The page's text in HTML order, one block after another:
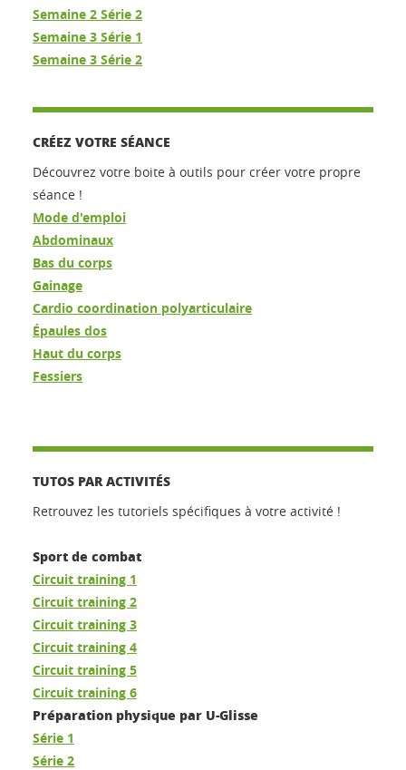
Semaine 2 Série 2
Semaine 3 Série 1
Semaine 3 Série 2
CRÉEZ VOTRE SÉANCE
Découvrez votre boite à outils pour créer votre propre
séance !
Mode d'emploi
Abdominaux
Bas du corps
Gainage
Cardio coordination polyarticulaire
Épaules dos
Haut du corps
Fessiers
TUTOS PAR ACTIVITÉS
Retrouvez les tutoriels spécifiques à votre activité !
Sport de combat
Circuit training 1
Circuit training 2
Circuit training 3
Circuit training 4
Circuit training 5
Circuit training 6
Préparation physique par U-Glisse
Série 1
Série 2